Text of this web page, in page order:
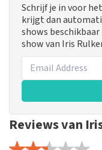
Schrijf je in voor
krijgt dan
shows
show van Iris
Reviews van